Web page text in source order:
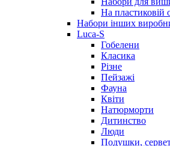
На пластиковій
Набори інших
Luca-S
Гобелени
Класика
Різне
Пейзажі
Фауна
Квіти
Натюрморти
Дитинство
Люди
Подушки,